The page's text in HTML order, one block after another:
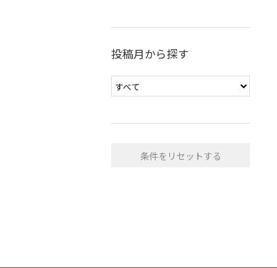
投稿月から探す
条件をリセットする